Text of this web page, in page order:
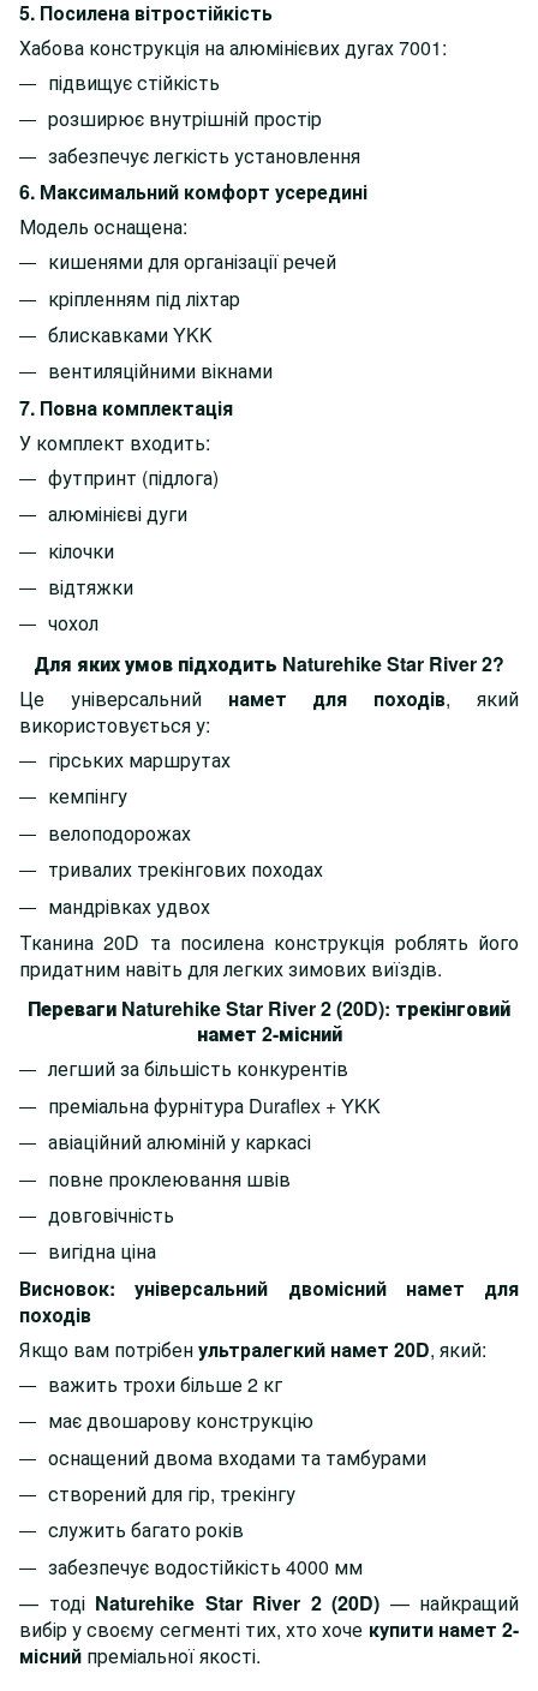
5. Посилена вітростійкість
Хабова конструкція на алюмінієвих дугах 7001:
підвищує стійкість
розширює внутрішній простір
забезпечує легкість установлення
6. Максимальний комфорт усередині
Модель оснащена:
кишенями для організації речей
кріпленням під ліхтар
блискавками YKK
вентиляційними вікнами
7. Повна комплектація
У комплект входить:
футпринт (підлога)
алюмінієві дуги
кілочки
відтяжки
чохол
Для яких умов підходить Naturehike Star River 2?
Це універсальний намет для походів, який
використовується у:
гірських маршрутах
кемпінгу
велоподорожах
тривалих трекінгових походах
мандрівках удвох
Тканина 20D та посилена конструкція роблять його
придатним навіть для легких зимових виїздів.
Переваги Naturehike Star River 2 (20D): трекінговий
намет 2-місний
легший за більшість конкурентів
преміальна фурнітура Duraflex + YKK
авіаційний алюміній у каркасі
повне проклеювання швів
довговічність
вигідна ціна
Висновок: універсальний двомісний намет для
походів
Якщо вам потрібенультралегкий намет 20D, який:
важить трохи більше 2 кг
має двошарову конструкцію
оснащений двома входами та тамбурами
створений для гір, трекінгу
служить багато років
забезпечує водостійкість 4000 мм
— тоді Naturehike Star River 2 (20D) — найкращий
вибір у своєму сегменті тих, хто хоче купити намет 2-
місний преміальної якості.